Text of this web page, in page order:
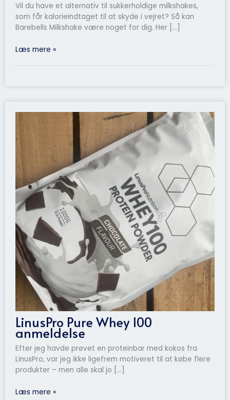
Vil du have et alternativ til sukkerholdige milkshakes,
som får kalorieindtaget til at skyde i vejret? Så kan
Barebells Milkshake være noget for dig. Her […]
Læs mere »
LinusPro Pure Whey 100
anmeldelse
Efter jeg havde prøvet en proteinbar med kokos fra
LinusPro, var jeg ikke ligefrem motiveret til at købe flere
produkter – men alle skal jo […]
Læs mere »